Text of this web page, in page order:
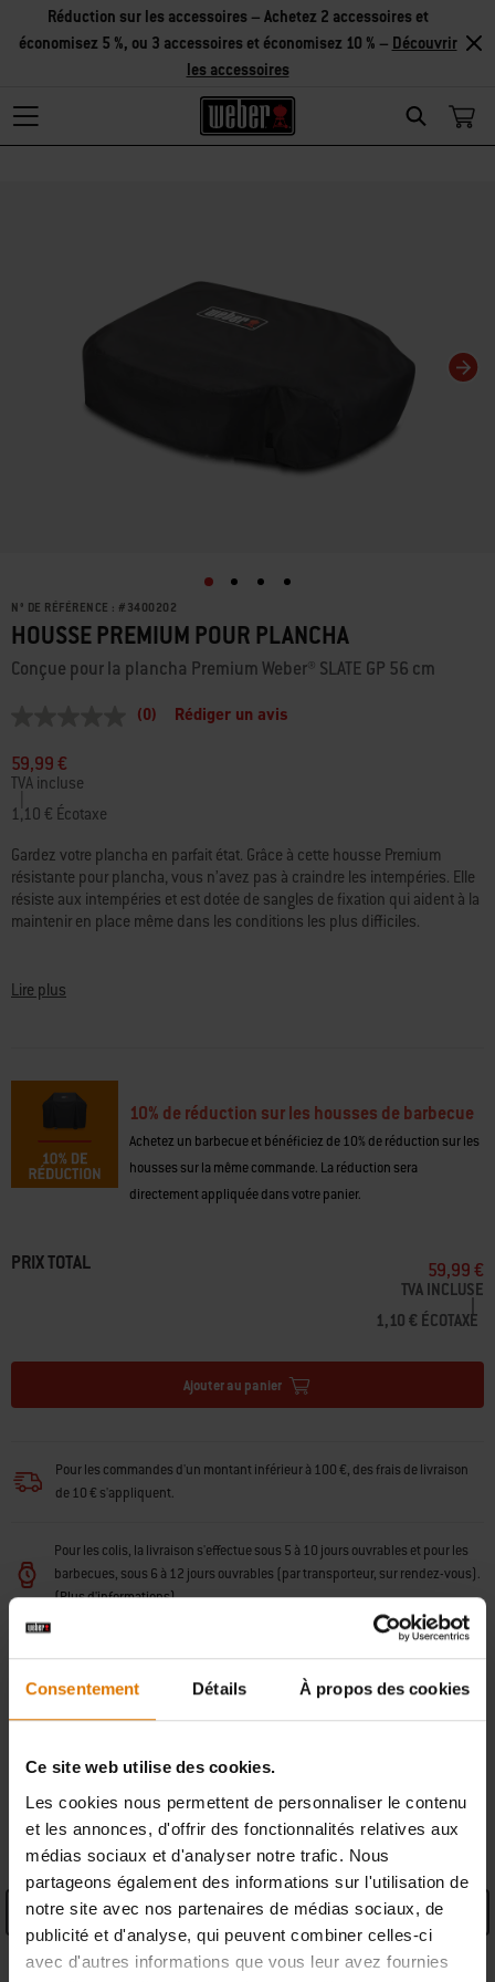
Consentement Détails À propos des cookies
Ce site web utilise des cookies.
Les cookies nous permettent de personnaliser le contenu
et les annonces, d'offrir des fonctionnalités relatives aux
médias sociaux et d'analyser notre trafic. Nous
partageons également des informations sur l'utilisation de
notre site avec nos partenaires de médias sociaux, de
publicité et d'analyse, qui peuvent combiner celles-ci
avec d'autres informations que vous leur avez fournies
Search
Réduction sur les accessoires – Achetez 2 accessoires et
économisez 5 %, ou 3 accessoires et économisez 10 % – Découvrir
les accessoires
N° DE RÉFÉRENCE : # 3400202
HOUSSE PREMIUM POUR PLANCHA
Conçue pour la plancha Premium Weber® SLATE GP 56 cm
de
notation
Lien
sur
même
page.
(0) Rédiger un avis
59,99 €
TVA incluse
1,10 € Écotaxe
Gardez votre plancha en parfait état. Grâce à cette housse Premium
résistante pour plancha, vous n’avez pas à craindre les intempéries. Elle
résiste aux intempéries et est dotée de sangles de fixation qui aident à la
maintenir en place même dans les conditions les plus difficiles.
temps
• Les sangles de fixation maintiennent la housse en place
• Fabriquée à partir de plastique PET 100 % recyclé (à l'exception des
• Conçue pour la plancha Premium Weber® SLATE GP 56 cm
Lire plus
10% de réduction sur les housses de barbecue
Achetez un barbecue et bénéficiez de 10% de réduction sur les
housses sur la même commande. La réduction sera
directement appliquée dans votre panier.
PRIX TOTAL 59,99 €
TVA INCLUSE
1,10 € ÉCOTAXE
Ajouter au panier
Pour les commandes d'un montant inférieur à 100 €, des frais de livraison
de 10 € s'appliquent.
Pour les colis, la livraison s'effectue sous 5 à 10 jours ouvrables et pour les
barbecues, sous 6 à 12 jours ouvrables (par transporteur, sur rendez-vous).
(Plus d'informations)
Retours gratuits (Plus d'informations)
Trouver un revendeur
CARACTÉRISTIQUES
Caractéristiques produit
Informations du fabricant